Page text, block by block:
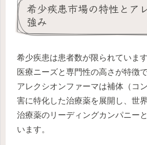
希少疾患市場の特性とア
強み
希少疾患は患者数が限られていま
医療ニーズと専門性の高さが特徴で
アレクシオンファーマは補体（コ
害に特化した治療薬を展開し、世
治療薬のリーディングカンパニー
います。